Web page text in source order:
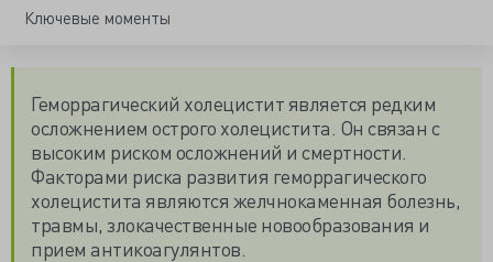
Ключевые моменты
Геморрагический холецистит является редким
осложнением острого холецистита. Он связан с
высоким риском осложнений и смертности.
Факторами риска развития геморрагического
холецистита являются желчнокаменная болезнь,
травмы, злокачественные новообразования и
прием антикоагулянтов.